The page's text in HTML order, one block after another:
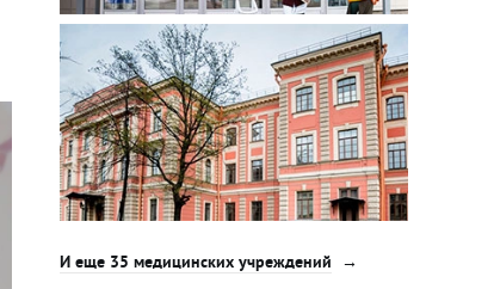
И еще 35 медицинских учреждений